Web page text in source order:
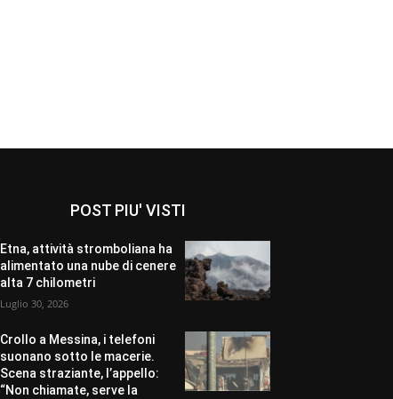
POST PIU' VISTI
Etna, attività stromboliana ha
alimentato una nube di cenere
alta 7 chilometri
Luglio 30, 2026
Crollo a Messina, i telefoni
suonano sotto le macerie.
Scena straziante, l’appello:
“Non chiamate, serve la